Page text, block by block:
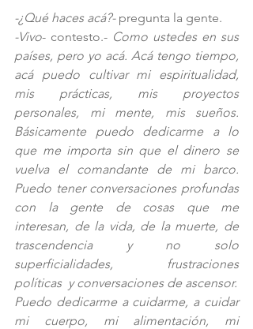
-¿Qué haces acá?- pregunta la gente.
-Vivo- contesto.- Como ustedes en sus
países, pero yo acá. Acá tengo tiempo,
acá puedo cultivar mi espiritualidad,
mis prácticas, mis proyectos
personales, mi mente, mis sueños.
Básicamente puedo dedicarme a lo
que me importa sin que el dinero se
vuelva el comandante de mi barco.
Puedo tener conversaciones profundas
con la gente de cosas que me
interesan, de la vida, de la muerte, de
trascendencia y no solo
superficialidades, frustraciones
Puedo dedicarme a cuidarme, a cuidar
mi cuerpo, mi alimentación, mi